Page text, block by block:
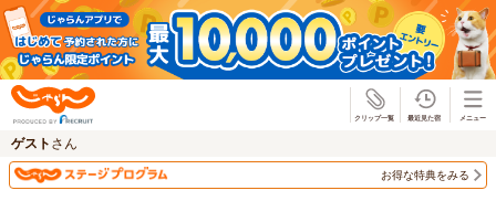
ゲスト さん
お得な特典をみる